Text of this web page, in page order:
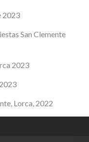
2023
San Clemente
2023
Lorca, 2022